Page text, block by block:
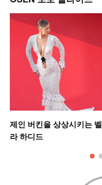
제인 버킨을 상상시키는 벨
라 하디드